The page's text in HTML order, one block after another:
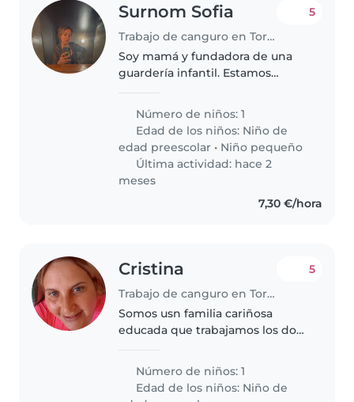
Surnom Sofia
Trabajo de canguro en Torrevieja
5
Soy mamá y fundadora de una
guardería infantil. Estamos
confianza para nuestro hijo, un
niño alegre, curioso y lleno de
energía. Damos mucha
importancia a la..
Número de niños: 1
Edad de los niños: Niño de
edad preescolar • Niño pequeño
Última actividad: hace 2
meses
7,30 €/hora
Cristina
Trabajo de canguro en Torrevieja
5
Somos usn familia cariñosa
educada que trabajamos los dos
Número de niños: 1
Edad de los niños: Niño de